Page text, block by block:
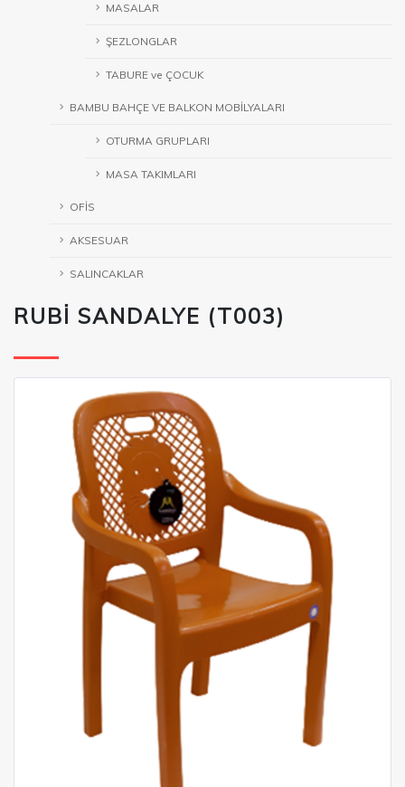
MASALAR
ŞEZLONGLAR
TABURE ve ÇOCUK
BAMBU BAHÇE VE BALKON MOBİLYALARI
OTURMA GRUPLARI
MASA TAKIMLARI
OFİS
AKSESUAR
SALINCAKLAR
RUBİ SANDALYE (T003)